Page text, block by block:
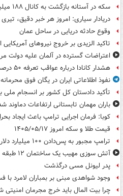
سکه در آستانه بازگشت به کانال ۱۸۸ میلیون تومان
دریادار سیاری: امروز هر خبر دقیق،
وقوع حادثه دریایی در ساحل عمان
تاکید الزیدی بر خروج نیروهای
اعتراضات گسترده در آلمان علیه دولت
هشدار کانادا درباره عواقب تعرفه ۵۰ درصدی آمریکا
نفوذ اطلاعاتی ایران در یگان فوق
تأکید دادستان کل کشور بر انسجام ملی
باران مهمان تابستانی ارتفاعات دماوند
کوبا: فرمان اجرایی ترامپ باعث ایجاد
قیمت طلا و سکه امروز ۱۴۰۵/۰۵/۱۷
ترامپ مجبور به پس‌دادن ۱۰۰ میلیارد دلار از پول تعرفه‌ها شد
آتش سوزی مهیب یک ساختمان ۱۲ طبقه در جاکارتا
پدر لیونل مسی درگذشت
وجود شواهدی مبنی بر بمباران لامرد با
چرا بیت المال باید خرج مجرمان امنیتی